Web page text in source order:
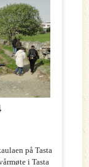
på Tasta
i Tasta